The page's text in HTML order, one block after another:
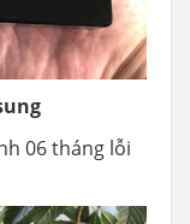
06 tháng lỗi